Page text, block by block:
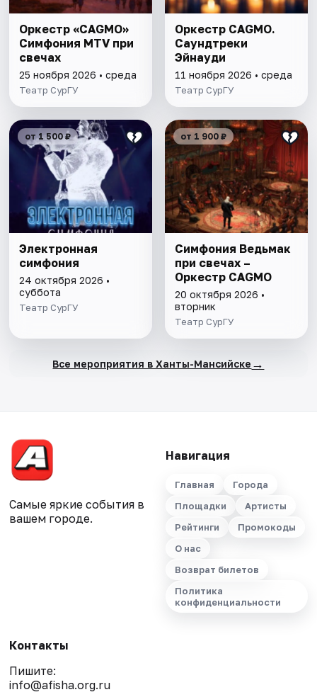
Оркестр «CAGMO»
Симфония MTV при
свечах
25 ноября 2026 • среда
Театр СурГУ
Оркестр CAGMO.
Саундтреки
Эйнауди
11 ноября 2026 • среда
Театр СурГУ
от 1 500 ₽
Электронная
симфония
24 октября 2026 •
суббота
Театр СурГУ
от 1 900 ₽
Симфония Ведьмак
при свечах –
Оркестр CAGMO
20 октября 2026 •
вторник
Театр СурГУ
Все мероприятия в Ханты-Мансийске →
Самые яркие события в
вашем городе.
Навигация
Главная
Города
Площадки
Артисты
Рейтинги
Промокоды
О нас
Возврат билетов
Политика
конфиденциальности
Контакты
Пишите:
info@afisha.org.ru